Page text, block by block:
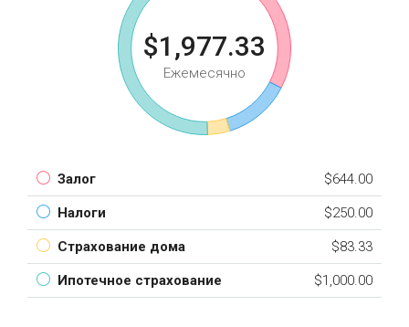
$1,977.33
Ежемесячно
Залог $644.00
Налоги $250.00
Страхование дома $83.33
Ипотечное страхование $1,000.00